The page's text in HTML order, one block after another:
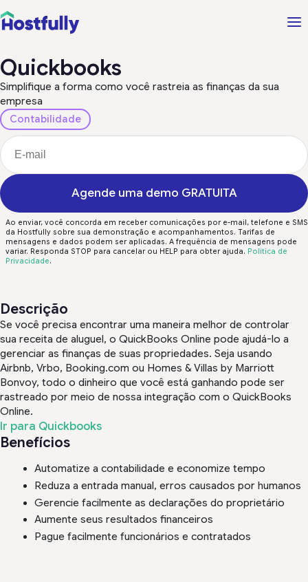
Quickbooks
Simplifique a forma como você rastreia as finanças da sua
empresa
Contabilidade
Agende uma demo GRATUITA
Ao enviar, você concorda em receber comunicações por e-mail, telefone e SMS
da Hostfully sobre sua demonstração e acompanhamentos. Tarifas de
mensagens e dados podem ser aplicadas. A frequência de mensagens pode
variar. Responda STOP para cancelar ou HELP para obter ajuda. Política de
Privacidade.
Descrição
Se você precisa encontrar uma maneira melhor de controlar
sua receita de aluguel, o QuickBooks Online pode ajudá-lo a
gerenciar as finanças de suas propriedades. Seja usando
Airbnb, Vrbo, Booking.com ou Homes & Villas by Marriott
Bonvoy, todo o dinheiro que você está ganhando pode ser
rastreado por meio de nossa integração com o QuickBooks
Online.
Ir para Quickbooks
Benefícios
Automatize a contabilidade e economize tempo
Reduza a entrada manual, erros causados por humanos
Gerencie facilmente as declarações do proprietário
Aumente seus resultados financeiros
Pague facilmente funcionários e contratados